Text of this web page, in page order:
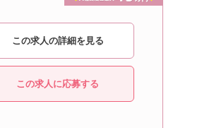
この求人の詳細を見る
この求人に応募する